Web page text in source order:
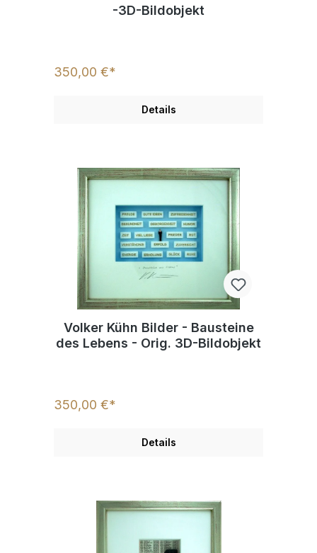
-3D-Bildobjekt
350,00 €*
Details
Volker Kühn Bilder - Bausteine
des Lebens - Orig. 3D-Bildobjekt
350,00 €*
Details